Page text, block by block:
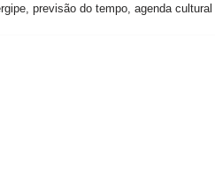
previsão do tempo, agenda